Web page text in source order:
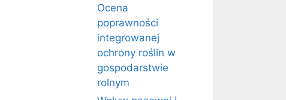
Ocena
poprawności
integrowanej
ochrony roślin w
gospodarstwie
rolnym